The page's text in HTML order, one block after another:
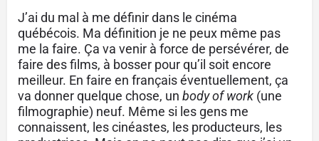
J’ai du mal à me définir dans le cinéma
québécois. Ma définition je ne peux même pas
me la faire. Ça va venir à force de persévérer, de
faire des films, à bosser pour qu’il soit encore
meilleur. En faire en français éventuellement, ça
va donner quelque chose, un body of work (une
filmographie) neuf. Même si les gens me
connaissent, les cinéastes, les producteurs, les